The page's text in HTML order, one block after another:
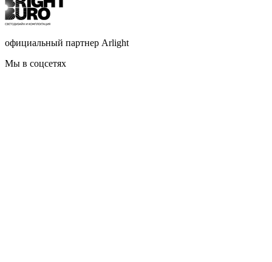
официальный партнер Arlight
Мы в соцсетях